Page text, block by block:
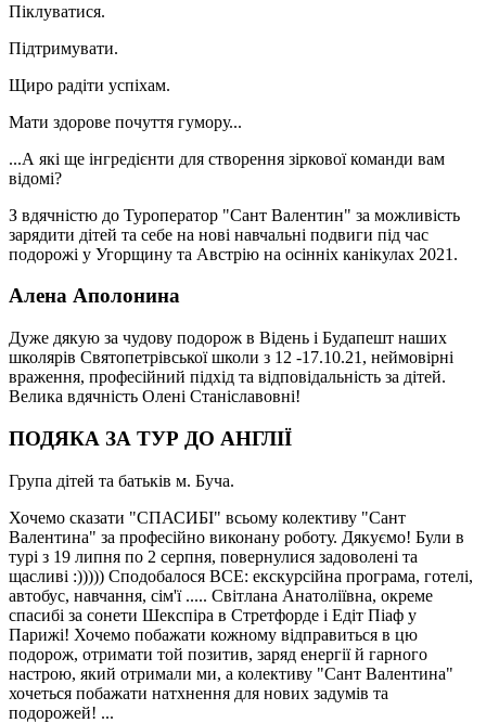
Піклуватися.
Підтримувати.
Щиро радіти успіхам.
Мати здорове почуття гумору...
...А які ще інгредієнти для створення зіркової команди вам
відомі?
З вдячністю до Туроператор "Сант Валентин" за можливість
зарядити дітей та себе на нові навчальні подвиги під час
подорожі у Угорщину та Австрію на осінніх канікулах 2021.
Алена Аполонина
Дуже дякую за чудову подорож в Відень і Будапешт наших
школярів Святопетрівської школи з 12 -17.10.21, неймовірні
враження, професійний підхід та відповідальність за дітей.
Велика вдячність Олені Станіславовні!
ПОДЯКА ЗА ТУР ДО АНГЛІЇ
Група дітей та батьків м. Буча.
Хочемо сказати "СПАСИБІ" всьому колективу "Сант
Валентина" за професійно виконану роботу. Дякуємо! Були в
турі з 19 липня по 2 серпня, повернулися задоволені та
щасливі :))))) Сподобалося ВСЕ: екскурсійна програма, готелі,
автобус, навчання, сім'ї ..... Світлана Анатоліївна, окреме
спасибі за сонети Шекспіра в Стретфорде і Едіт Піаф у
Парижі! Хочемо побажати кожному відправиться в цю
подорож, отримати той позитив, заряд енергії й гарного
настрою, який отримали ми, а колективу "Сант Валентина"
хочеться побажати натхнення для нових задумів та
подорожей! ...